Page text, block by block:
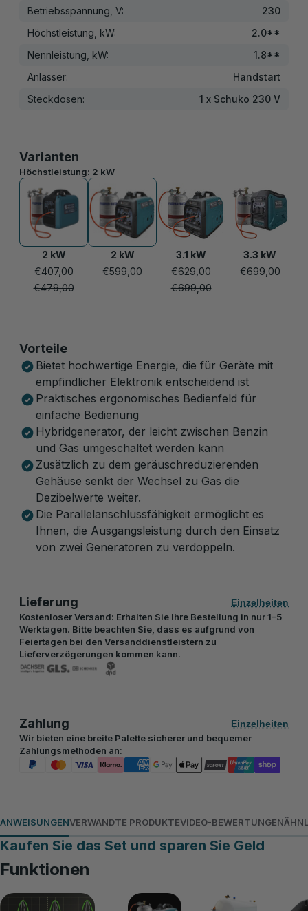
Betriebsspannung, V:
230
Höchstleistung, kW:
2.0**
Nennleistung, kW:
1.8**
Anlasser:
Handstart
Steckdosen:
1 x Schuko 230 V
Varianten
Höchstleistung: 2 kW
2 kW
€407,00
€479,00
2 kW
€599,00
3.1 kW
€629,00
€699,00
3.3 kW
€699,00
Vorteile
Bietet hochwertige Energie, die für Geräte mit
empfindlicher Elektronik entscheidend ist
Praktisches ergonomisches Bedienfeld für
einfache Bedienung
Hybridgenerator, der leicht zwischen Benzin
und Gas umgeschaltet werden kann
Zusätzlich zu dem geräuschreduzierenden
Gehäuse senkt der Wechsel zu Gas die
Dezibelwerte weiter.
Die Parallelanschlussfähigkeit ermöglicht es
Ihnen, die Ausgangsleistung durch den Einsatz
von zwei Generatoren zu verdoppeln.
Lieferung
Einzelheiten
Kostenloser Versand: Erhalten Sie Ihre Bestellung in nur 1–5
Werktagen. Bitte beachten Sie, dass es aufgrund von
Feiertagen bei den Versanddienstleistern zu
Lieferverzögerungen kommen kann.
Zahlung
Einzelheiten
Wir bieten eine breite Palette sicherer und bequemer
Zahlungsmethoden an:
ANWEISUNGENVERWANDTE PRODUKTEVIDEO-BEWERTUNGEN
Kaufen Sie das Set und sparen Sie Geld
Funktionen